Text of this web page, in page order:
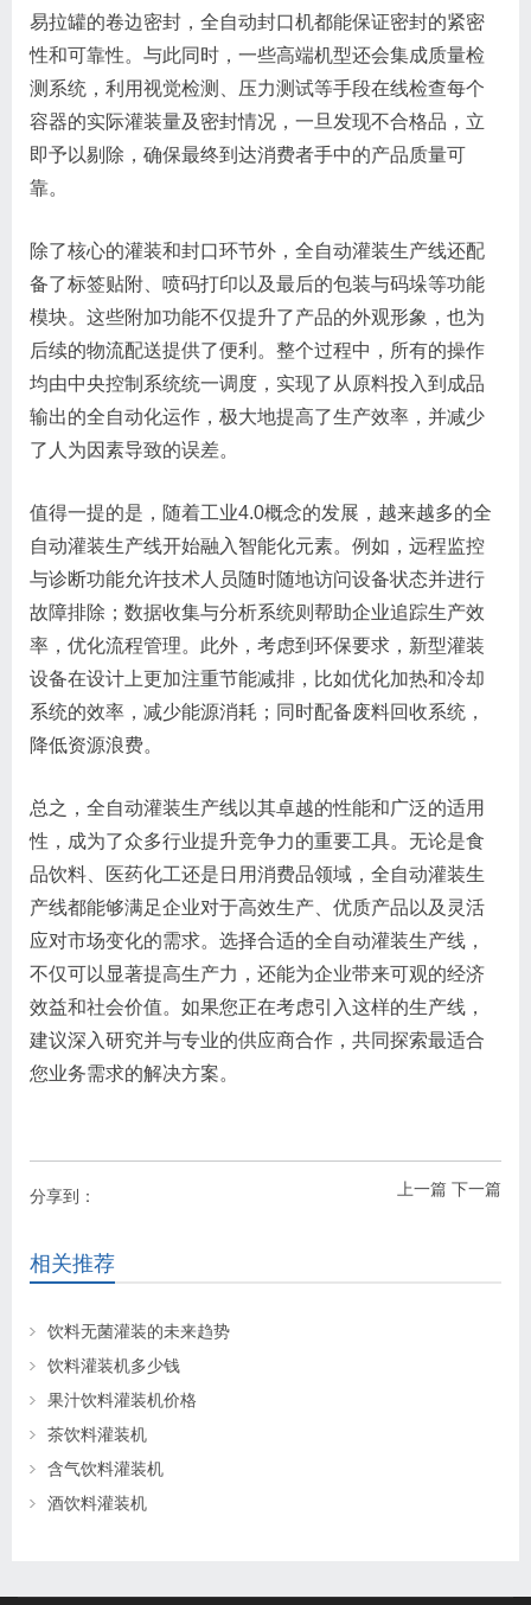
易拉罐的卷边密封，全自动封口机都能保证密封的紧密
性和可靠性。与此同时，一些高端机型还会集成质量检
测系统，利用视觉检测、压力测试等手段在线检查每个
容器的实际灌装量及密封情况，一旦发现不合格品，立
即予以剔除，确保最终到达消费者手中的产品质量可
靠。
除了核心的灌装和封口环节外，全自动灌装生产线还配
备了标签贴附、喷码打印以及最后的包装与码垛等功能
模块。这些附加功能不仅提升了产品的外观形象，也为
后续的物流配送提供了便利。整个过程中，所有的操作
均由中央控制系统统一调度，实现了从原料投入到成品
输出的全自动化运作，极大地提高了生产效率，并减少
了人为因素导致的误差。
值得一提的是，随着工业4.0概念的发展，越来越多的全
自动灌装生产线开始融入智能化元素。例如，远程监控
与诊断功能允许技术人员随时随地访问设备状态并进行
故障排除；数据收集与分析系统则帮助企业追踪生产效
率，优化流程管理。此外，考虑到环保要求，新型灌装
设备在设计上更加注重节能减排，比如优化加热和冷却
系统的效率，减少能源消耗；同时配备废料回收系统，
降低资源浪费。
总之，全自动灌装生产线以其卓越的性能和广泛的适用
性，成为了众多行业提升竞争力的重要工具。无论是食
品饮料、医药化工还是日用消费品领域，全自动灌装生
产线都能够满足企业对于高效生产、优质产品以及灵活
应对市场变化的需求。选择合适的全自动灌装生产线，
不仅可以显著提高生产力，还能为企业带来可观的经济
效益和社会价值。如果您正在考虑引入这样的生产线，
建议深入研究并与专业的供应商合作，共同探索最适合
您业务需求的解决方案。
上一篇 下一篇
分享到：
相关推荐
饮料无菌灌装的未来趋势
饮料灌装机多少钱
果汁饮料灌装机价格
茶饮料灌装机
含气饮料灌装机
酒饮料灌装机
详情咨询：
您好！电话(微信)：17805229696